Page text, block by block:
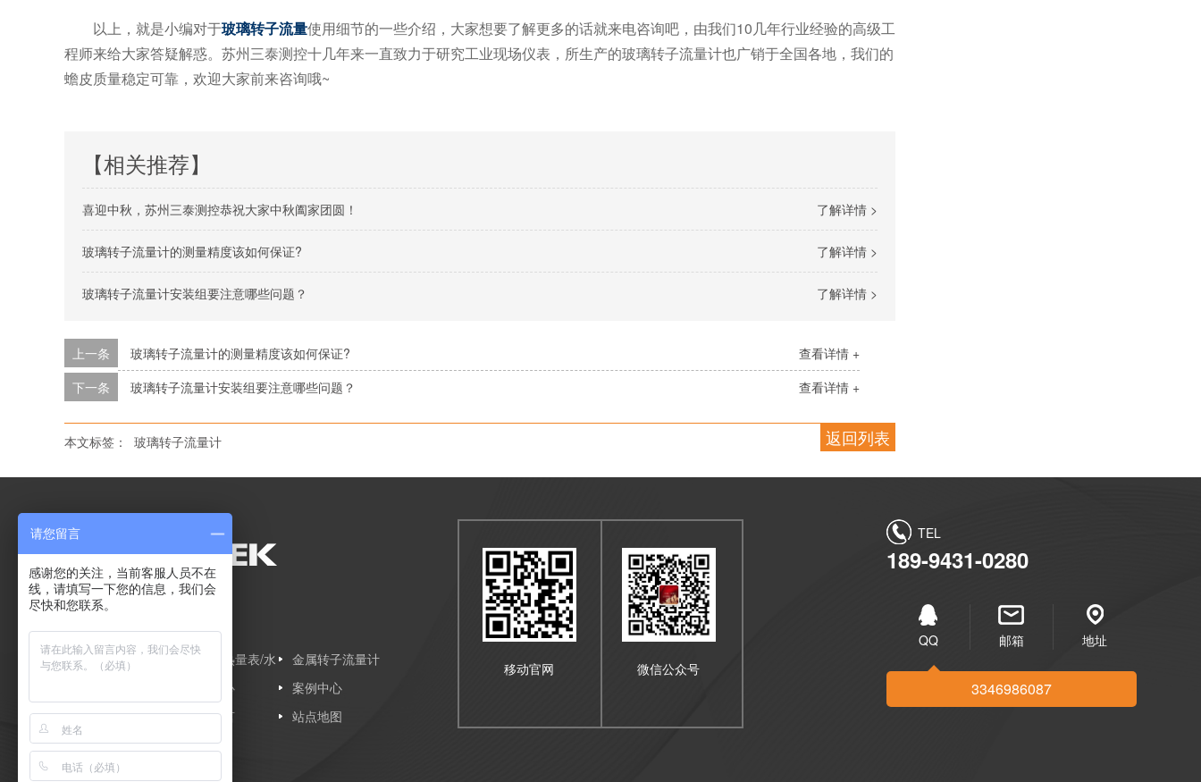
以上，就是小编对于玻璃转子流量使用细节的一些介绍，大家想要了解更多的话就来电咨询吧，由我们10几年行业经验的高级工
程师来给大家答疑解惑。苏州三泰测控十几年来一直致力于研究工业现场仪表，所生产的玻璃转子流量计也广销于全国各地，我们的
蟾皮质量稳定可靠，欢迎大家前来咨询哦~
【相关推荐】
了解详情 >
喜迎中秋，苏州三泰测控恭祝大家中秋阖家团圆！
了解详情 >
玻璃转子流量计的测量精度该如何保证?
了解详情 >
玻璃转子流量计安装组要注意哪些问题？
查看详情 +
上一条
玻璃转子流量计的测量精度该如何保证?
查看详情 +
下一条 玻璃转子流量计安装组要注意哪些问题？
返回列表
本文标签： 玻璃转子流量计
网站首页
超声波热量表/水
金属转子流量计
产品中心
案例中心
关于三泰测控
在线留言 站点地图
移动官网 微信公众号
TEL
189-9431-0280
QQ
3346986087
邮箱 地址
请您留言
感谢您的关注，当前客服人员不在
线，请填写一下您的信息，我们会
尽快和您联系。